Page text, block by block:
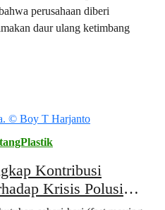
perusahaan diberi
daur ulang ketimbang
Kontribusi
Krisis Polusi